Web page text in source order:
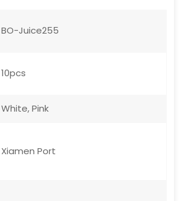
BO-Juice255
10pcs
White, Pink
Xiamen Port